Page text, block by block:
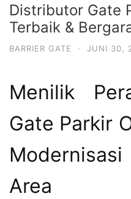
Distributor Gate
Terbaik &
BARRIER GATE · JUNI 30,
Menilik
Gate Parkir
Area